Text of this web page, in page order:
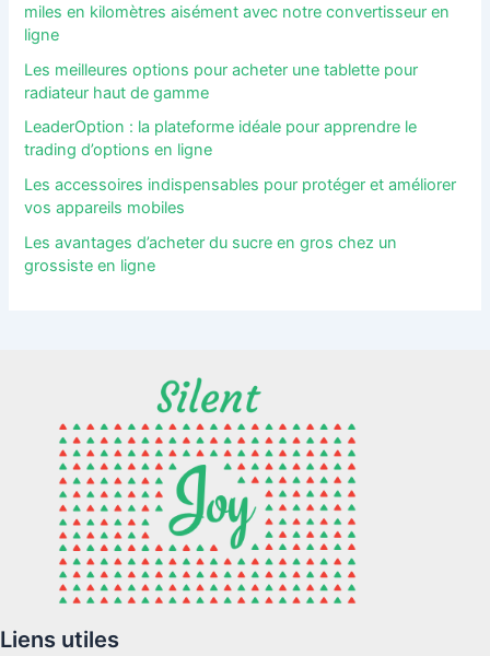
miles en kilomètres aisément avec notre convertisseur en
ligne
Les meilleures options pour acheter une tablette pour
radiateur haut de gamme
LeaderOption : la plateforme idéale pour apprendre le
trading d’options en ligne
Les accessoires indispensables pour protéger et améliorer
vos appareils mobiles
Les avantages d’acheter du sucre en gros chez un
grossiste en ligne
Liens utiles